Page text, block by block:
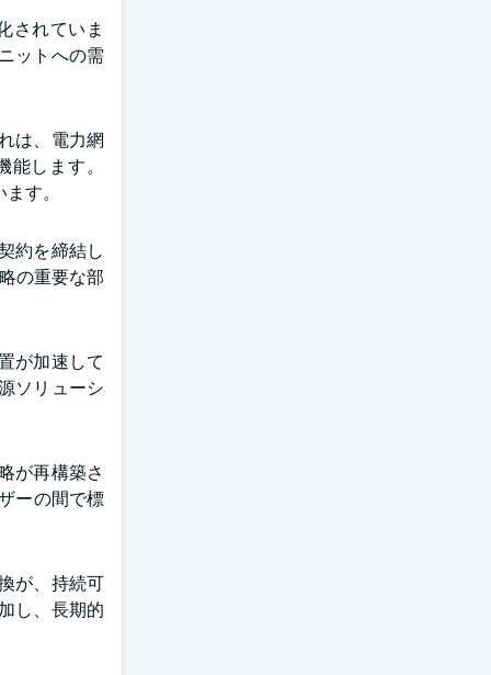
されていま
ットへの需
は、電力網
します。
す。
約を締結し
の重要な部
が加速して
ソリューシ
が再構築さ
ーの間で標
が、持続可
し、長期的